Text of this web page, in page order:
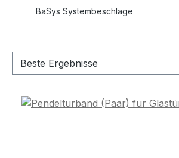
BaSys Systembeschläge